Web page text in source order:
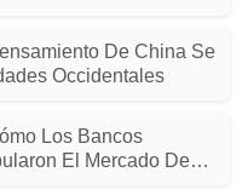
De China Se
Occidentales
Los Bancos
El Mercado De